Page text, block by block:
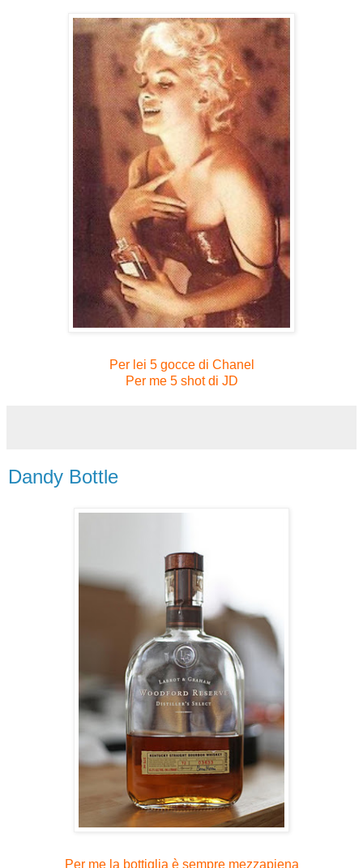
Per lei 5 gocce di Chanel
Per me 5 shot di JD
Dandy Bottle
Per me la bottiglia è sempre mezzapiena